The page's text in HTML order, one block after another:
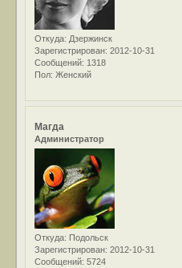
Откуда: Дзержинск
Зарегистрирован: 2012-10-31
Сообщений: 1318
Пол: Женский
Магда
Администратор
Откуда: Подольск
Зарегистрирован: 2012-10-31
Сообщений: 5724